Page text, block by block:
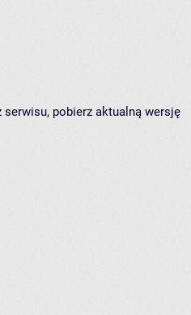
serwisu, pobierz aktualną wersję